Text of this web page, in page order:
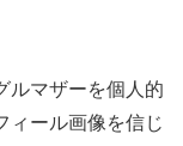
ルマザーを個人的
ィール画像を信じ